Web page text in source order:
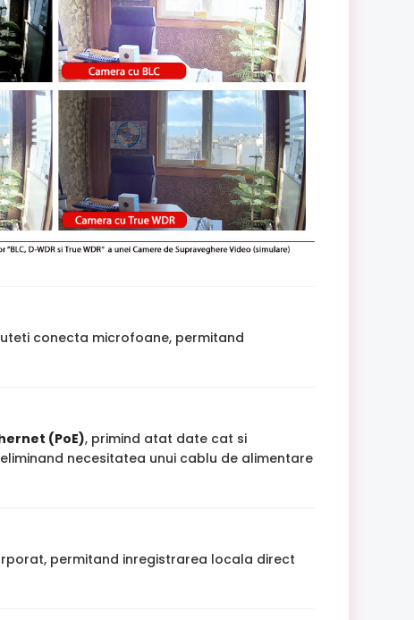
conecta microfoane, permitand
(PoE), primind atat date cat si
necesitatea unui cablu de alimentare
permitand inregistrarea locala direct